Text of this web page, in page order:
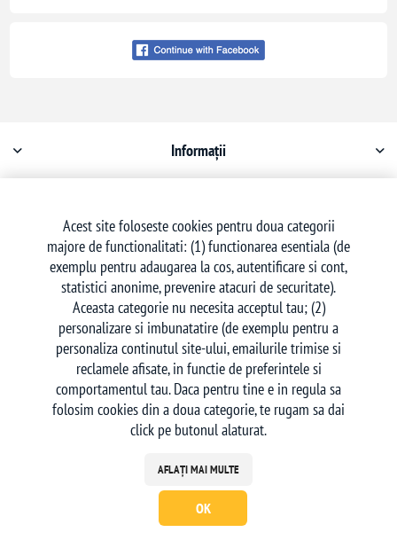
Conecteaza-te cu
Informații
Serviciu clienți
Urmăriți-ne
nopCommerce| Creat de
Acest site foloseste cookies pentru doua categorii
majore de functionalitati: (1) functionarea esentiala (de
exemplu pentru adaugarea la cos, autentificare si cont,
statistici anonime, prevenire atacuri de securitate).
Aceasta categorie nu necesita acceptul tau; (2)
personalizare si imbunatatire (de exemplu pentru a
personaliza continutul site-ului, emailurile trimise si
reclamele afisate, in functie de preferintele si
comportamentul tau. Daca pentru tine e in regula sa
folosim cookies din a doua categorie, te rugam sa dai
click pe butonul alaturat.
AFLAȚI MAI MULTE
OK